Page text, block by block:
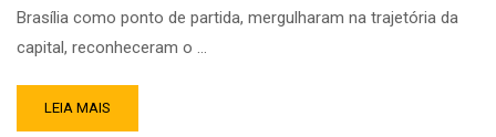
Brasília como ponto de partida, mergulharam na trajetória da
capital, reconheceram o …
LEIA MAIS